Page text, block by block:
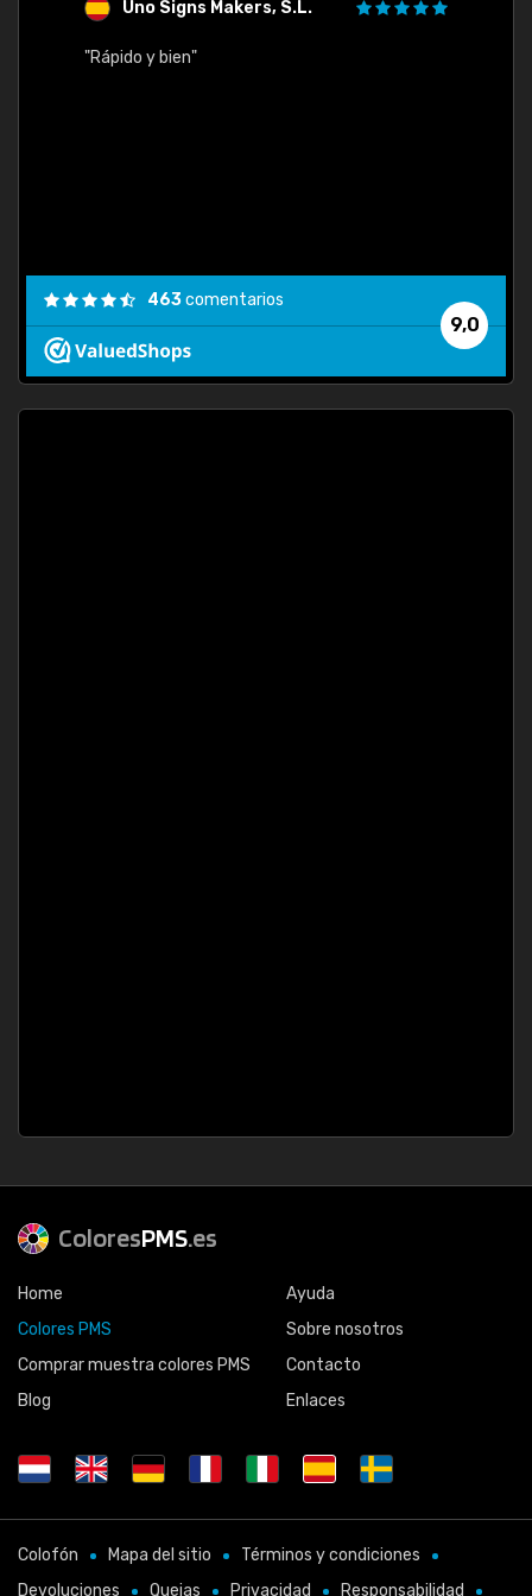
Uno Signs Makers, S.L.
"Rápido y bien"
9,0
463comentarios
ColoresPMS.es
Home
Colores PMS
Comprar muestra colores PMS
Blog
Ayuda
Sobre nosotros
Contacto
Enlaces
Colofón Mapa del sitio
Términos y condiciones
Devoluciones
Quejas Privacidad Responsabilidad